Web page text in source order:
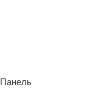
Панель